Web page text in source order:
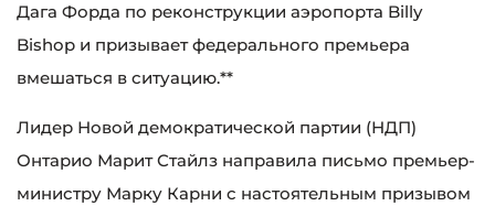
Дага Форда по реконструкции аэропорта Billy
Bishop и призывает федерального премьера
вмешаться в ситуацию.**
Лидер Новой демократической партии (НДП)
Онтарио Марит Стайлз направила письмо премьер-
министру Марку Карни с настоятельным призывом